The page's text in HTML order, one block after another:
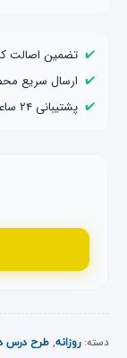
✔️ تضمین اصالت
✔️ ارسال سریع
✔️ پشتیبانی ۲۴ ساعته اختصاصی
دسته:روزانه, طرح درس